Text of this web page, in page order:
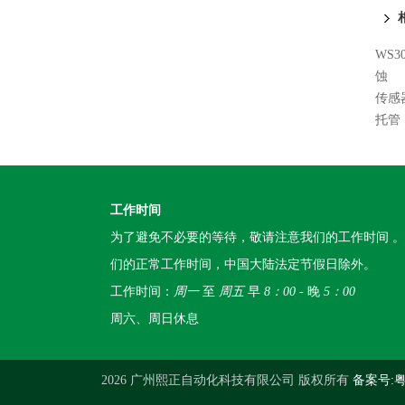
蚀
传感
托管
工作时间
为了避免不必要的等待，敬请注意我们的工作时间
们的正常工作时间，中国大陆法定节假日除外。
工作时间： 周一至 周五早 8：00 - 晚 5：00
周六、周日休息
2026 广州熙正自动化科技有限公司 版权所有 备案号: